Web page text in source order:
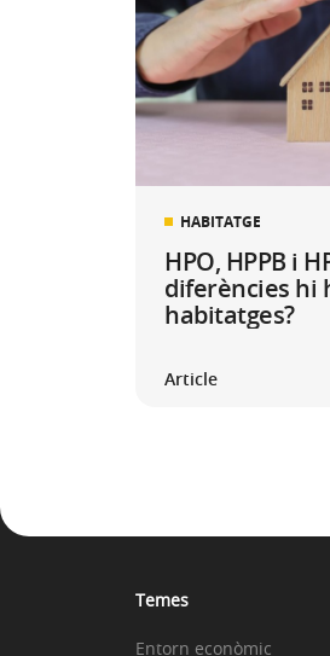
HABITATGE
HPO, HPPB i
diferències hi
habitatges?
Article
Temes
Entorn econòmic